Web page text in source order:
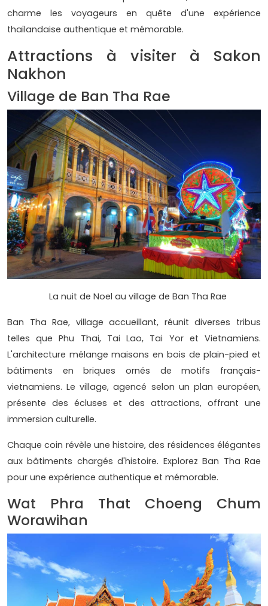
charme les voyageurs en quête d'une expérience
thaïlandaise authentique et mémorable.
Attractions à visiter à Sakon
Nakhon
Village de Ban Tha Rae
La nuit de Noel au village de Ban Tha Rae
Ban Tha Rae, village accueillant, réunit diverses tribus
telles que Phu Thai, Tai Lao, Tai Yor et Vietnamiens.
L'architecture mélange maisons en bois de plain-pied et
bâtiments en briques ornés de motifs français-
vietnamiens. Le village, agencé selon un plan européen,
présente des écluses et des attractions, offrant une
immersion culturelle.
Chaque coin révèle une histoire, des résidences élégantes
aux bâtiments chargés d'histoire. Explorez Ban Tha Rae
pour une expérience authentique et mémorable.
Wat Phra That Choeng Chum
Worawihan